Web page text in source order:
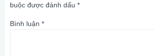
buộc được đánh dấu *
Bình luận *